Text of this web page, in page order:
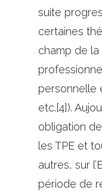
suite
certaines
champ de la
personnelle
etc.[4]).
obligation
les TPE et
autres, sur
période de